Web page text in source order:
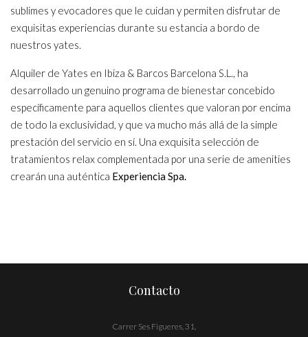
sublimes y evocadores que le cuidan y permiten disfrutar de
exquisitas experiencias durante su estancia a bordo de
nuestros yates.
Alquiler de Yates en Ibiza & Barcos Barcelona S.L., ha
desarrollado un genuino programa de bienestar concebido
específicamente para aquellos clientes que valoran por encima
de todo la exclusividad, y que va mucho más allá de la simple
prestación del servicio en sí. Una exquisita selección de
tratamientos relax complementada por una serie de amenities
crearán una auténtica Experiencia Spa.
Contacto
Carrer Ses Figueres, 31,